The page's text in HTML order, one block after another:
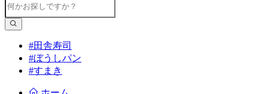
#田舎寿司
#ぼうしパン
#すまき